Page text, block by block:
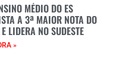
MÉDIO DO ES
A 3ª MAIOR NOTA DO
LIDERA NO SUDESTE
»